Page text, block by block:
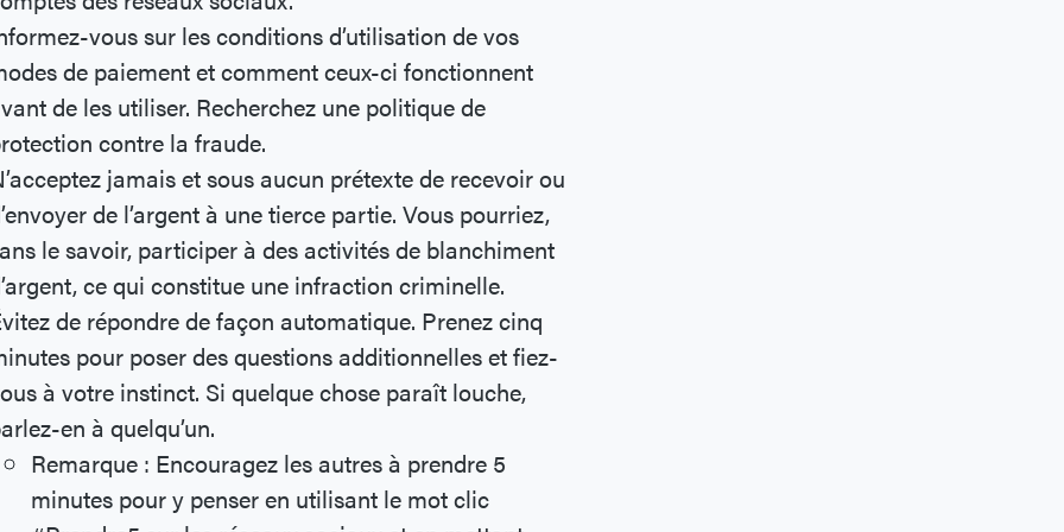
vous sur les conditions d’utilisation de vos
de paiement et comment ceux-ci fonctionnent
de les utiliser. Recherchez une politique de
contre la fraude.
jamais et sous aucun prétexte de recevoir ou
de l’argent à une tierce partie. Vous pourriez,
le savoir, participer à des activités de blanchiment
ce qui constitue une infraction criminelle.
de répondre de façon automatique. Prenez cinq
pour poser des questions additionnelles et fiez-
à votre instinct. Si quelque chose paraît louche,
en à quelqu’un.
Remarque : Encouragez les autres à prendre 5
minutes pour y penser en utilisant le mot clic